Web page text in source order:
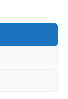
- CNPJ: